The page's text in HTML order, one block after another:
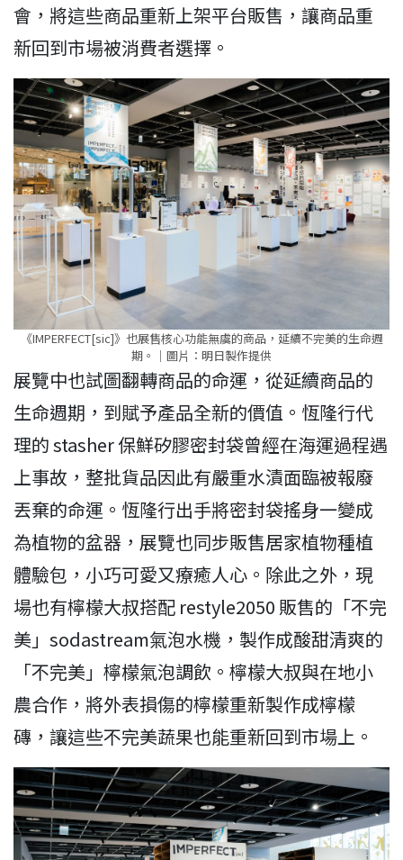
會，將這些商品重新上架平台販售，讓商品重
新回到市場被消費者選擇。
《IMPERFECT[sic]》也展售核心功能無虞的商品，延續不完美的生命週
期。｜圖⽚：明日製作提供
展覽中也試圖翻轉商品的命運，從延續商品的
生命週期，到賦予產品全新的價值。恆隆行代
理的 stasher 保鮮矽膠密封袋曾經在海運過程遇
上事故，整批貨品因此有嚴重水漬面臨被報廢
丟棄的命運。恆隆行出手將密封袋搖身一變成
為植物的盆器，展覽也同步販售居家植物種植
體驗包，小巧可愛又療癒人心。除此之外，現
場也有檸檬大叔搭配 restyle2050 販售的「不完
美」sodastream氣泡水機，製作成酸甜清爽的
「不完美」檸檬氣泡調飲。檸檬大叔與在地小
農合作，將外表損傷的檸檬重新製作成檸檬
磚，讓這些不完美蔬果也能重新回到市場上。